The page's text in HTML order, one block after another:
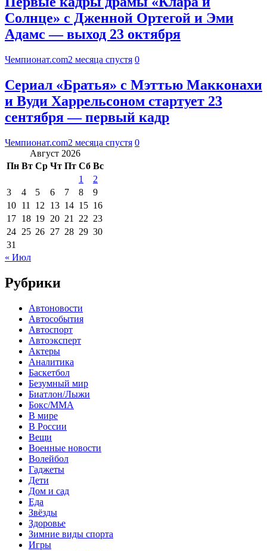
Солнце» с Дженной Ортегой и Эми
Адамс — выход 23 октября
Чемпионат.com2 месяца спустя 0
Сериал «Братья» с Мэттью Макконахи
и Вуди Харрельсоном стартует 23
сентября — первый кадр
Чемпионат.com2 месяца спустя 0
Август 2026
Пн Вт Ср Чт Пт Сб Вс
1
2
3
4 5 6 7 8
9
10 11 12 13 14 15 16
17 18 19 20 21 22 23
24 25 26 27 28 29 30
31
« Июл
Рубрики
Автоновости
Автособытия
Автоспорт
Автоэксперт
Актеры
Аналитика
Баскетбол
Безумный мир
Биатлон/Лыжи
Бокс/MMA
В мире
В России
Вещи
Военные новости
Волейбол
Гаджеты
Дети
Дом и сад
Еда
Звёзды
Здоровье
Зимние виды спорта
Игры